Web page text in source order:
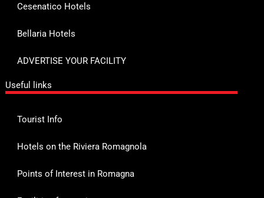
Cesenatico Hotels
Bellaria Hotels
ADVERTISE YOUR FACILITY
Useful links
Tourist Info
Hotels on the Riviera Romagnola
Points of Interest in Romagna